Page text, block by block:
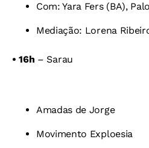
Com: Yara Fers (BA),
Mediação: Lorena
•16h – Sarau
Amadas de Jorge
Movimento Exploesia